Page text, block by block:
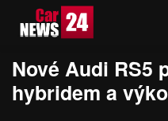
Nové Audi RS5
hybridem a